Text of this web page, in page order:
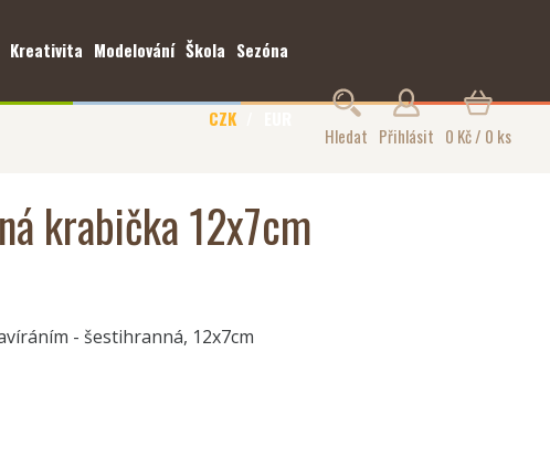
Kreativita Modelování Škola Sezóna
CZK
Hledat Přihlásit 0 Kč / 0 ks
krabička 12x7cm
- šestihranná, 12x7cm